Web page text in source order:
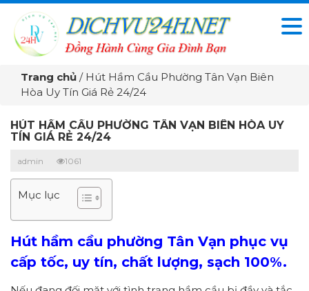
Trang chủ / Hút Hầm Cầu Phường Tân Vạn Biên
Hòa Uy Tín Giá Rẻ 24/24
HÚT HẦM CẦU PHƯỜNG TÂN VẠN BIÊN HÒA UY
TÍN GIÁ RẺ 24/24
admin 1061
Mục lục
Hút hầm cầu phường Tân Vạn phục vụ
cấp tốc, uy tín, chất lượng, sạch 100%.